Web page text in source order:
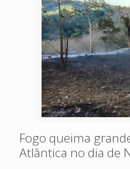
Fogo queima
Atlântica no dia de